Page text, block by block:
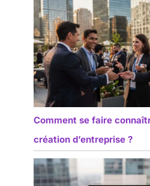
Comment se faire
création d’entreprise ?